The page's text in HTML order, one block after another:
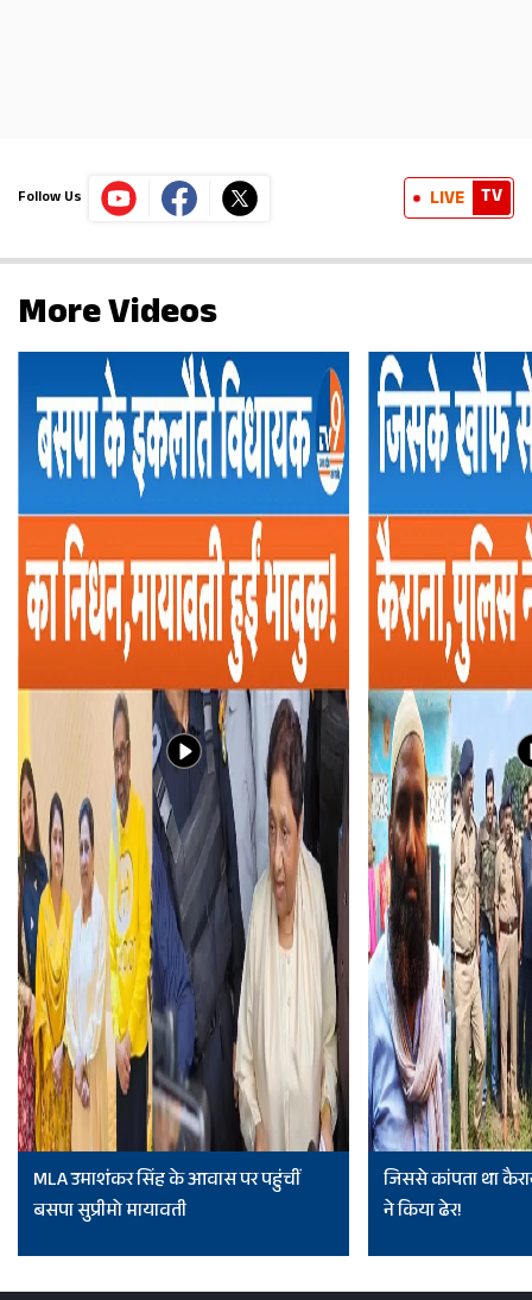
Follow Us LIVE TV
More Videos
MLA उमाशंकर सिंह के आवास पर पहुंचीं
बसपा सुप्रीमो मायावती
जिससे कांपता था
ने किया ढेर!